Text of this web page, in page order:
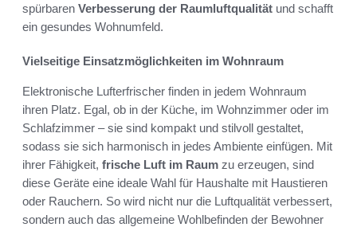
spürbaren Verbesserung der Raumluftqualität und schafft
ein gesundes Wohnumfeld.
Vielseitige Einsatzmöglichkeiten im Wohnraum
Elektronische Lufterfrischer finden in jedem Wohnraum
ihren Platz. Egal, ob in der Küche, im Wohnzimmer oder im
Schlafzimmer – sie sind kompakt und stilvoll gestaltet,
sodass sie sich harmonisch in jedes Ambiente einfügen. Mit
ihrer Fähigkeit, frische Luft im Raum zu erzeugen, sind
diese Geräte eine ideale Wahl für Haushalte mit Haustieren
oder Rauchern. So wird nicht nur die Luftqualität verbessert,
sondern auch das allgemeine Wohlbefinden der Bewohner